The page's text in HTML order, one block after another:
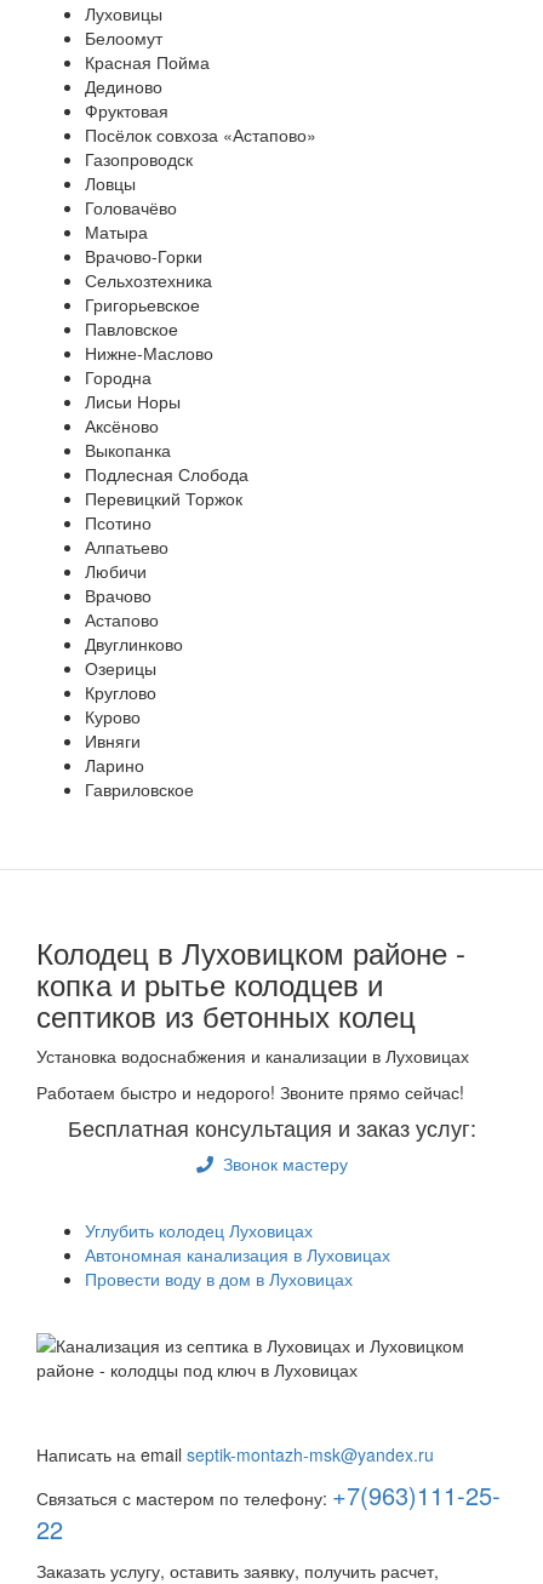
Луховицы
Белоомут
Красная Пойма
Дединово
Фруктовая
Посёлок совхоза «Астапово»
Газопроводск
Ловцы
Головачёво
Матыра
Врачово-Горки
Сельхозтехника
Григорьевское
Павловское
Нижне-Маслово
Городна
Лисьи Норы
Аксёново
Выкопанка
Подлесная Слобода
Перевицкий Торжок
Псотино
Алпатьево
Любичи
Врачово
Астапово
Двуглинково
Озерицы
Круглово
Курово
Ивняги
Ларино
Гавриловское
Колодец в Луховицком районе -
копка и рытье колодцев и
септиков из бетонных колец
Установка водоснабжения и канализации в Луховицах
Работаем быстро и недорого! Звоните прямо сейчас!
Бесплатная консультация и заказ услуг:
Звонок мастеру
Углубить колодец Луховицах
Автономная канализация в Луховицах
Провести воду в дом в Луховицах
Написать на email septik-montazh-msk@yandex.ru
Связаться с мастером по телефону: +7(963)111-25-
22
Заказать услугу, оставить заявку, получить расчет,